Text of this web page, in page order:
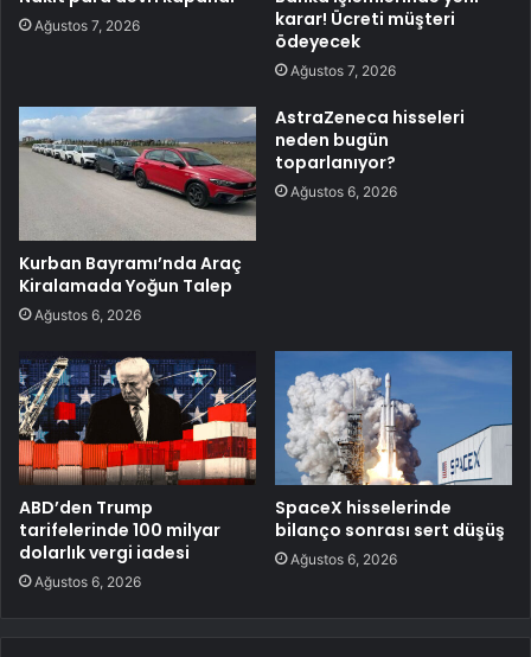
Ağustos 7, 2026
karar! Ücreti müşteri
ödeyecek
Ağustos 7, 2026
Kurban Bayramı’nda Araç
Kiralamada Yoğun Talep
Ağustos 6, 2026
AstraZeneca hisseleri
neden bugün
toparlanıyor?
Ağustos 6, 2026
ABD’den Trump
tarifelerinde 100 milyar
dolarlık vergi iadesi
Ağustos 6, 2026
SpaceX hisselerinde
bilanço sonrası sert düşüş
Ağustos 6, 2026